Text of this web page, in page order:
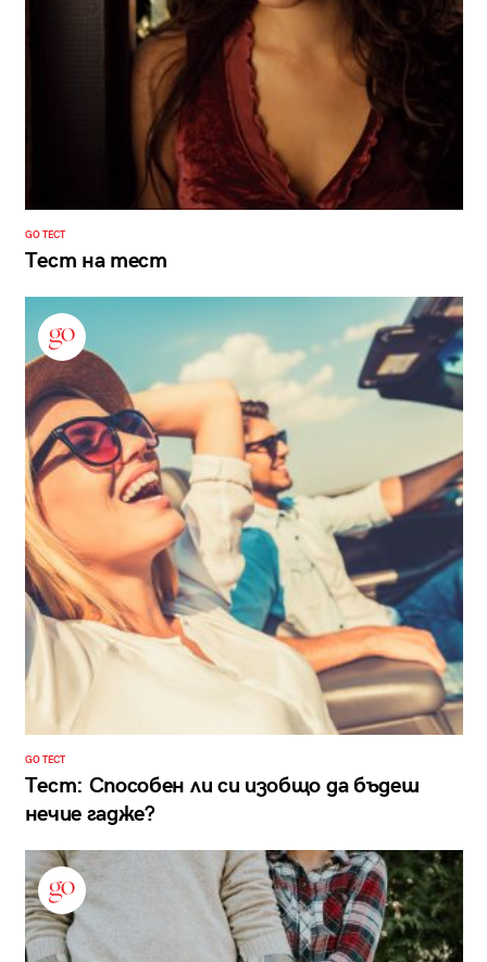
GO ТЕСТ
Тест на тест
GO ТЕСТ
Тест: Способен ли си изобщо да бъдеш
нечие гадже?